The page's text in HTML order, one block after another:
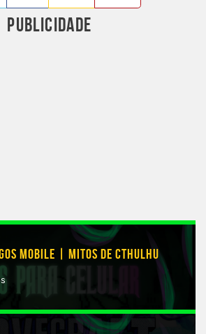
PUBLICIDADE
MOBILE | MITOS DE CTHULHU